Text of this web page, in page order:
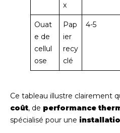
x
Ouat
e de
cellul
ose
Pap
ier
recy
clé
4-5
Ce tableau illustre clairement
coût, de performance
spécialisé pour une